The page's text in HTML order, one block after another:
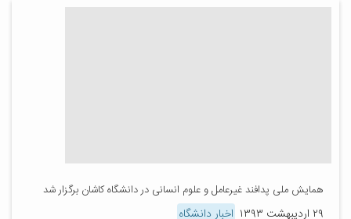
همایش ملی پدافند غیرعامل و علوم انسانی در دانشگاه کاشان برگزار شد
۲۹ اردیبهشت ۱۳۹۳ اخبار دانشگاه